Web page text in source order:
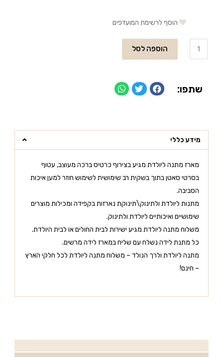
הוסף לרשימת המועדפים
הוספה לסל
שתפו:
מידע כללי
מארז מתנה ליולדת מגיע בצירוף כרטיס ברכה מעוצב, עטוף
בסרטי סאטן בתוך בשקית רב שימושית לשימוש חוזר למען איכות
הסביבה.
מתנות ליולדת ולתינוק\תינוקת נארזות בקפידה ומכילות מוצרים
שימושיים ואיכותיים ליולדת ולתינוק.
משלוח מתנה ליולדת מגיע ישירות לבית החולים או לבית היולדת.
כל מתנת לידה נשלח עם שליח במארז לידה מרשים.
מתנה ליולדת ולרך הנולד – משלוח מתנה ליולדת לכל חלקי הארץ
– חינם!